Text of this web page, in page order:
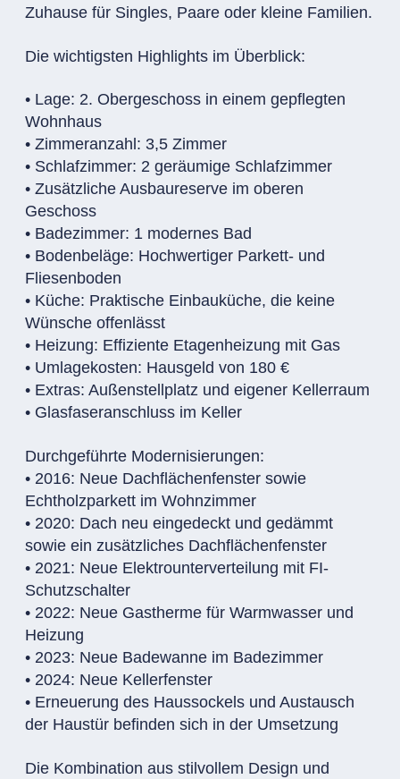
Zuhause für Singles, Paare oder kleine Familien.
Die wichtigsten Highlights im Überblick:
• Lage: 2. Obergeschoss in einem gepflegten
Wohnhaus
• Zimmeranzahl: 3,5 Zimmer
• Schlafzimmer: 2 geräumige Schlafzimmer
• Zusätzliche Ausbaureserve im oberen
Geschoss
• Badezimmer: 1 modernes Bad
• Bodenbeläge: Hochwertiger Parkett- und
Fliesenboden
• Küche: Praktische Einbauküche, die keine
Wünsche offenlässt
• Heizung: Effiziente Etagenheizung mit Gas
• Umlagekosten: Hausgeld von 180 €
• Extras: Außenstellplatz und eigener Kellerraum
• Glasfaseranschluss im Keller
Durchgeführte Modernisierungen:
• 2016: Neue Dachflächenfenster sowie
Echtholzparkett im Wohnzimmer
• 2020: Dach neu eingedeckt und gedämmt
sowie ein zusätzliches Dachflächenfenster
• 2021: Neue Elektrounterverteilung mit FI-
Schutzschalter
• 2022: Neue Gastherme für Warmwasser und
Heizung
• 2023: Neue Badewanne im Badezimmer
• 2024: Neue Kellerfenster
• Erneuerung des Haussockels und Austausch
der Haustür befinden sich in der Umsetzung
Die Kombination aus stilvollem Design und